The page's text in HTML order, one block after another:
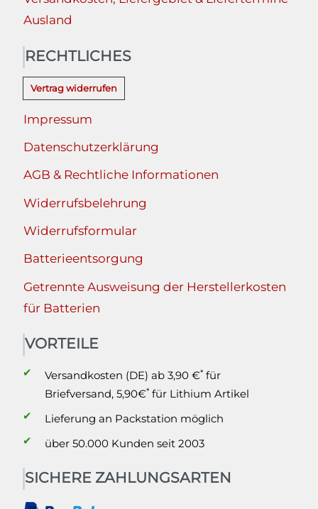
Ausland
RECHTLICHES
Vertrag widerrufen
Impressum
Datenschutzerklärung
AGB & Rechtliche Informationen
Widerrufsbelehrung
Widerrufsformular
Batterieentsorgung
Getrennte Ausweisung der Herstellerkosten
für Batterien
VORTEILE
✔ Versandkosten (DE) ab 3,90 €*für
Briefversand, 5,90€*für Lithium Artikel
✔
Lieferung an Packstation möglich
✔
über 50.000 Kunden seit 2003
SICHERE ZAHLUNGSARTEN